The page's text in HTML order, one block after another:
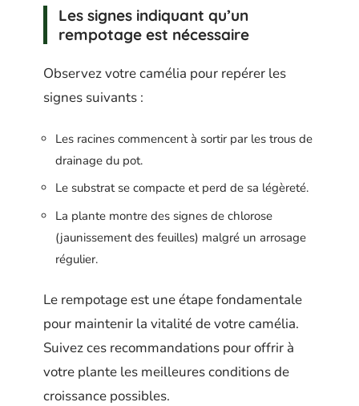
Les signes indiquant qu’un
rempotage est nécessaire
Observez votre camélia pour repérer les
signes suivants :
Les racines commencent à sortir par les trous de
drainage du pot.
Le substrat se compacte et perd de sa légèreté.
La plante montre des signes de chlorose
(jaunissement des feuilles) malgré un arrosage
régulier.
Le rempotage est une étape fondamentale
pour maintenir la vitalité de votre camélia.
Suivez ces recommandations pour offrir à
votre plante les meilleures conditions de
croissance possibles.